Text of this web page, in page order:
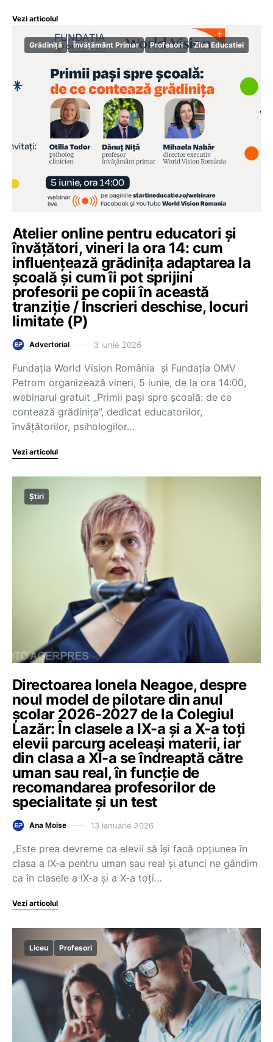
Vezi articolul
Grădiniță Învățământ Primar Profesori Ziua Educatiei
Atelier online pentru educatori și
învățători, vineri la ora 14: cum
influențează grădinița adaptarea la
școală și cum îi pot sprijini
profesorii pe copii în această
tranziție / Înscrieri deschise, locuri
limitate (P)
Advertorial 3 iunie 2026
Fundația World Vision România și Fundația OMV
Petrom organizează vineri, 5 iunie, de la ora 14:00,
webinarul gratuit „Primii pași spre școală: de ce
contează grădinița”, dedicat educatorilor,
învățătorilor, psihologilor…
Vezi articolul
Știri
Directoarea Ionela Neagoe, despre
noul model de pilotare din anul
școlar 2026-2027 de la Colegiul
Lazăr: În clasele a IX-a și a X-a toți
elevii parcurg aceleași materii, iar
din clasa a XI-a se îndreaptă către
uman sau real, în funcție de
recomandarea profesorilor de
specialitate și un test
Ana Moise 13 ianuarie 2026
„Este prea devreme ca elevii să își facă opțiunea în
clasa a IX-a pentru uman sau real și atunci ne gândim
ca în clasele a IX-a și a X-a toți…
Vezi articolul
Liceu Profesori